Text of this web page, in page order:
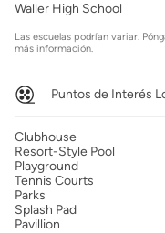
Waller High School
Las escuelas podrían variar.
más información.
Puntos de Interés
Clubhouse
Resort-Style Pool
Playground
Tennis Courts
Parks
Splash Pad
Pavillion